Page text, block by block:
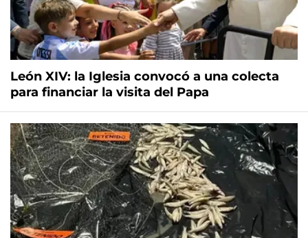
León XIV: la Iglesia convocó a una colecta
para financiar la visita del Papa